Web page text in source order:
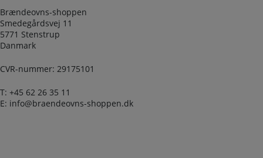
Brændeovns-shoppen
Smedegårdsvej 11
5771 Stenstrup
Danmark
CVR-nummer: 29175101
T: +45 62 26 35 11
E: info@braendeovns-shoppen.dk